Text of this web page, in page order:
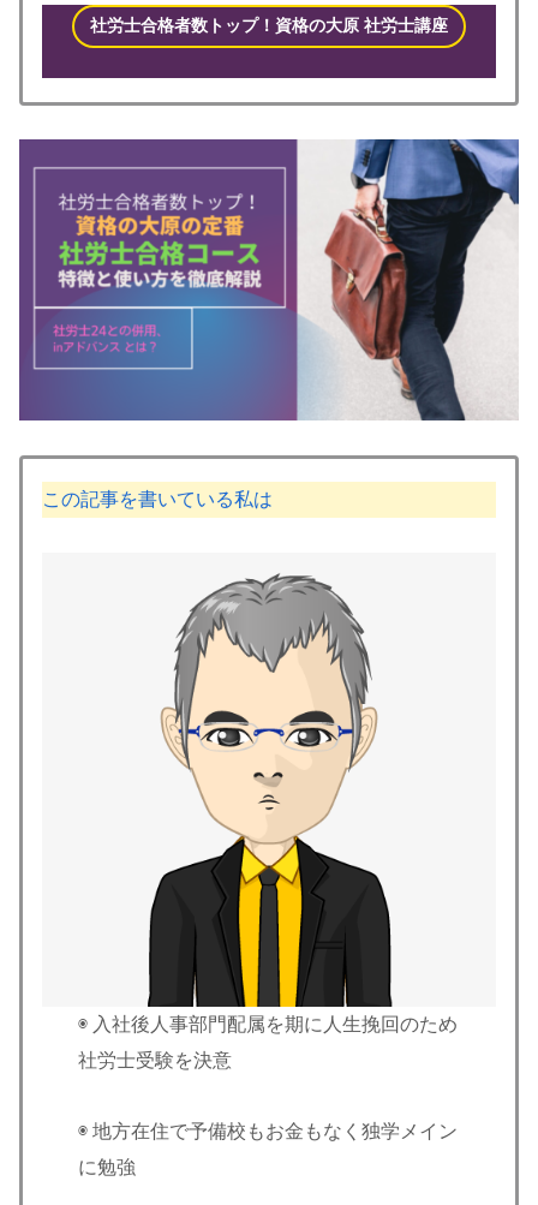
社労士合格者数トップ！資格の大原 社労士講座
この記事を書いている私は
◉ 入社後人事部門配属を期に人生挽回のため
社労士受験を決意
◉ 地方在住で予備校もお金もなく独学メイン
に勉強